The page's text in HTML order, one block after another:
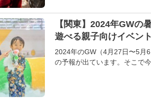
【関東】2024年GWの
遊べる親子向けイベン
2024年のGW（4月27日〜5月
の予報が出ています。そこで